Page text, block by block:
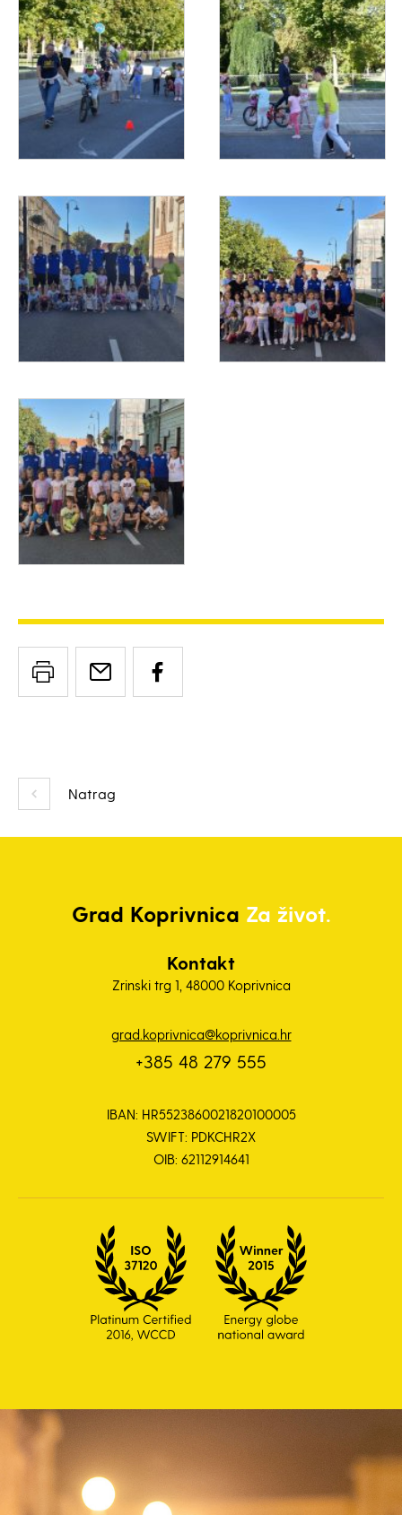
Natrag
Grad Koprivnica Za život.
Kontakt
Zrinski trg 1, 48000 Koprivnica
grad.koprivnica@koprivnica.hr
+385 48 279 555
IBAN: HR5523860021820100005
SWIFT: PDKCHR2X
OIB: 62112914641